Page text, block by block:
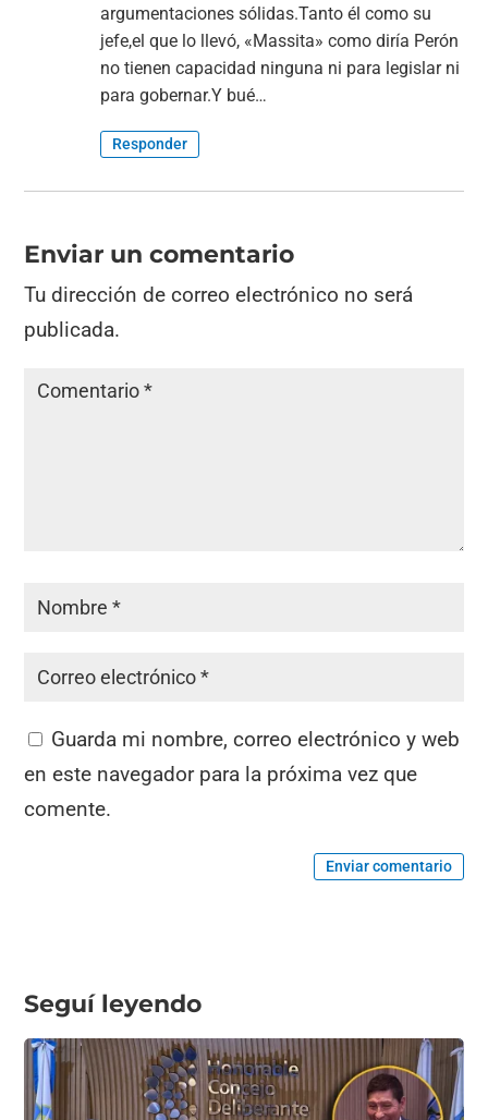
argumentaciones sólidas.Tanto él como su
jefe,el que lo llevó, «Massita» como diría Perón
no tienen capacidad ninguna ni para legislar ni
para gobernar.Y bué…
Responder
Enviar un comentario
Tu dirección de correo electrónico no será
publicada.
Guarda mi nombre, correo electrónico y web
en este navegador para la próxima vez que
comente.
Enviar comentario
Seguí leyendo